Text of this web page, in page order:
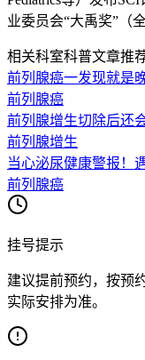
业委员会“大禹奖”（
相关科室科普文章推
前列腺癌一发现就是
前列腺癌
前列腺增生切除后还
前列腺增生
当心泌尿健康警报！
前列腺癌
挂号提示
建议提前预约，按预
实际安排为准。